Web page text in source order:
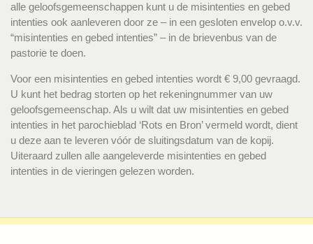
alle geloofsgemeenschappen kunt u de misintenties en gebed
intenties ook aanleveren door ze – in een gesloten envelop o.v.v.
“misintenties en gebed intenties” – in de brievenbus van de
pastorie te doen.
Voor een misintenties en gebed intenties wordt € 9,00 gevraagd.
U kunt het bedrag storten op het rekeningnummer van uw
geloofsgemeenschap. Als u wilt dat uw misintenties en gebed
intenties in het parochieblad ‘Rots en Bron’ vermeld wordt, dient
u deze aan te leveren vóór de sluitingsdatum van de kopij.
Uiteraard zullen alle aangeleverde misintenties en gebed
intenties in de vieringen gelezen worden.